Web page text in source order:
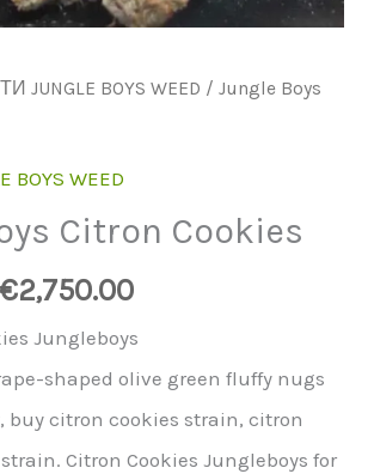
JUNGLE BOYS WEED / Jungle Boys
BOYS WEED
Citron Cookies
€2,750.00
Jungleboys
shaped olive green fluffy nugs
citron cookies strain, citron
Citron Cookies Jungleboys for